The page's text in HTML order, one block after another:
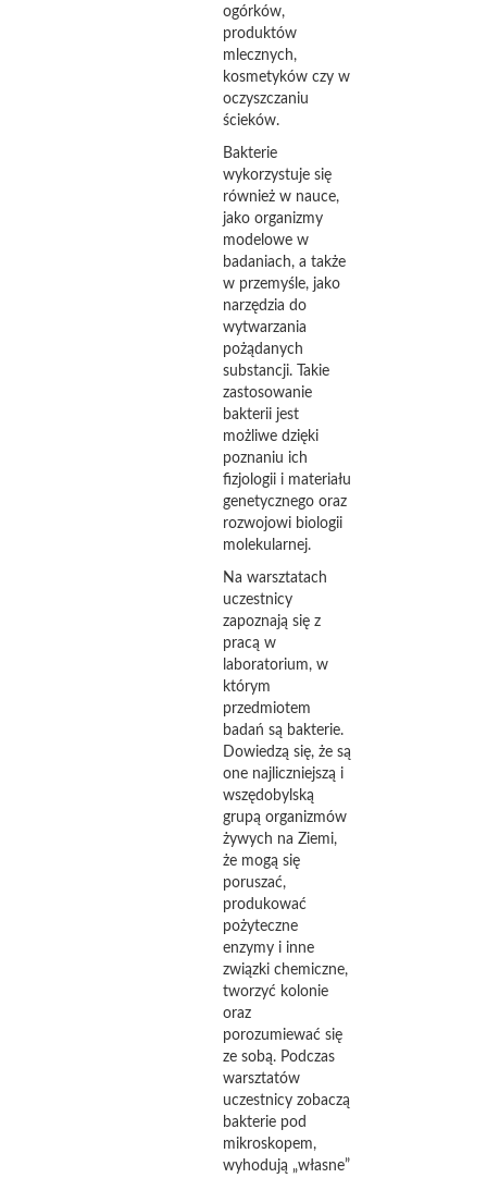
ogórków,
produktów
mlecznych,
kosmetyków czy w
oczyszczaniu
ścieków.
Bakterie
wykorzystuje się
również w nauce,
jako organizmy
modelowe w
badaniach, a także
w przemyśle, jako
narzędzia do
wytwarzania
pożądanych
substancji. Takie
zastosowanie
bakterii jest
możliwe dzięki
poznaniu ich
fizjologii i materiału
genetycznego oraz
rozwojowi biologii
molekularnej.
Na warsztatach
uczestnicy
zapoznają się z
pracą w
laboratorium, w
którym
przedmiotem
badań są bakterie.
Dowiedzą się, że są
one najliczniejszą i
wszędobylską
grupą organizmów
żywych na Ziemi,
że mogą się
poruszać,
produkować
pożyteczne
enzymy i inne
związki chemiczne,
tworzyć kolonie
oraz
porozumiewać się
ze sobą. Podczas
warsztatów
uczestnicy zobaczą
bakterie pod
mikroskopem,
wyhodują „własne”